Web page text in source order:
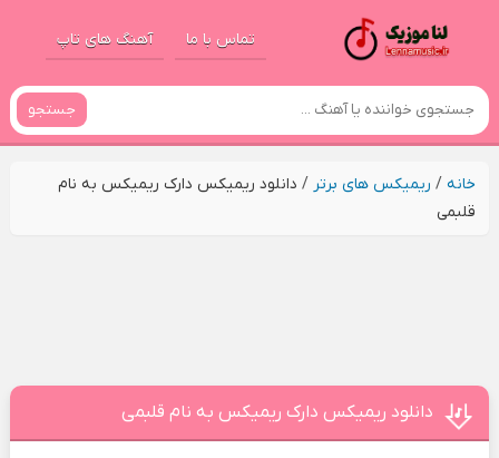
تماس با ما آهنگ های تاپ
جستجو
خانه/ ریمیکس های برتر / دانلود ریمیکس دارک ریمیکس به نام
قلبمی
دانلود ریمیکس دارک ریمیکس به نام قلبمی